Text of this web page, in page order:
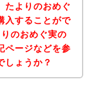
たよりのおめぐ
入することがで
のおめぐ実の
ページなどを参
しょうか？